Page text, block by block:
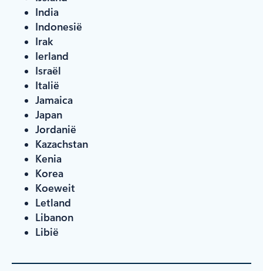
India
Indonesië
Irak
Ierland
Israël
Italië
Jamaica
Japan
Jordanië
Kazachstan
Kenia
Korea
Koeweit
Letland
Libanon
Libië